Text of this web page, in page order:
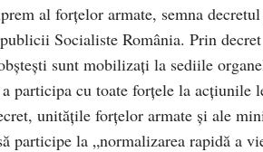
al forţelor armate, semna
Socialiste România. Prin
sunt mobilizaţi la sediile
participa cu toate forţele la acţiunile
unităţile forţelor armate şi ale
participe la „normalizarea rapidă a